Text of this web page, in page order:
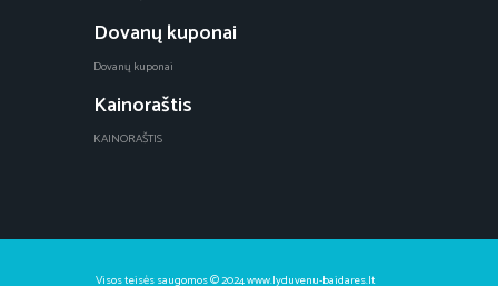
Dovanų kuponai
Dovanų kuponai
Kainoraštis
KAINORAŠTIS
Visos teisės saugomos © 2024 www.lyduvenu-baidares.lt